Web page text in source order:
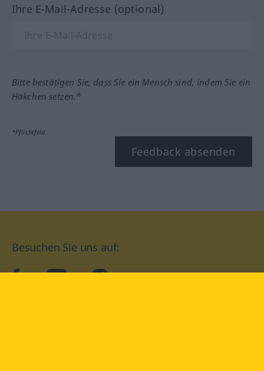
Ihre E-Mail-Adresse (optional)
Bitte bestätigen Sie, dass Sie ein Mensch sind, indem Sie ein
Häkchen setzen.*
*Pflichtfeld
Feedback absenden
Besuchen Sie uns auf:
facebookYouTube Instagram